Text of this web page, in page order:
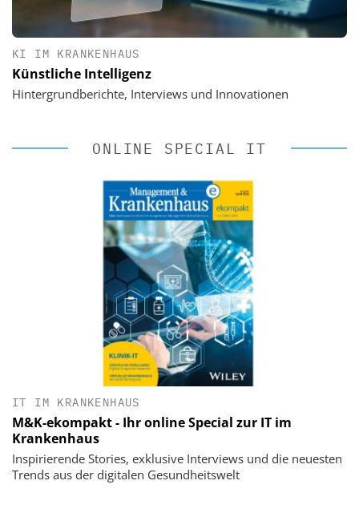
KI IM KRANKENHAUS
Künstliche Intelligenz
Hintergrundberichte, Interviews und Innovationen
ONLINE SPECIAL IT
IT IM KRANKENHAUS
M&K-ekompakt - Ihr online Special zur IT im
Krankenhaus
Inspirierende Stories, exklusive Interviews und die neuesten
Trends aus der digitalen Gesundheitswelt